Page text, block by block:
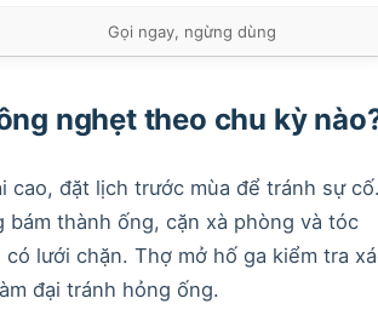
Gọi ngay, ngừng dùng
nghẹt theo chu kỳ
cao, đặt lịch trước mùa để tránh sự
thành ống, cặn xà phòng và tóc
lưới chặn. Thợ mở hố ga kiểm tra
đại tránh hỏng ống.